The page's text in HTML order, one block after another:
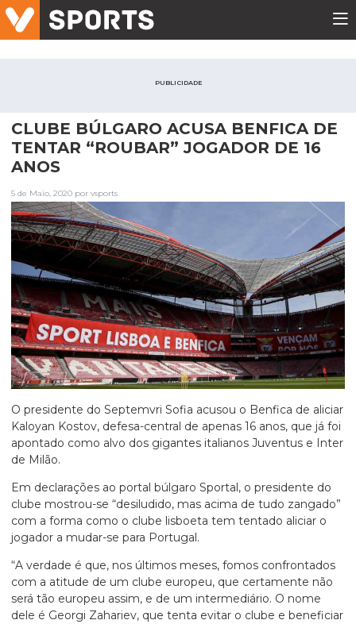
PUBLICIDADE
CLUBE BÚLGARO ACUSA BENFICA DE
TENTAR “ROUBAR” JOGADOR DE 16
ANOS
5 de Maio, 2020 por vsports
O presidente do Septemvri Sofia acusou o Benfica de aliciar
Kaloyan Kostov, defesa-central de apenas 16 anos, que já foi
apontado como alvo dos gigantes italianos Juventus e Inter
de Milão.
Em declarações ao portal búlgaro Sportal, o presidente do
clube mostrou-se “desiludido, mas acima de tudo zangado”
com a forma como o clube lisboeta tem tentado aliciar o
jogador a mudar-se para Portugal.
“A verdade é que, nos últimos meses, fomos confrontados
com a atitude de um clube europeu, que certamente não
será tão europeu assim, e de um intermediário. O nome
dele é Georgi Zahariev, que tenta evitar o clube e beneficiar